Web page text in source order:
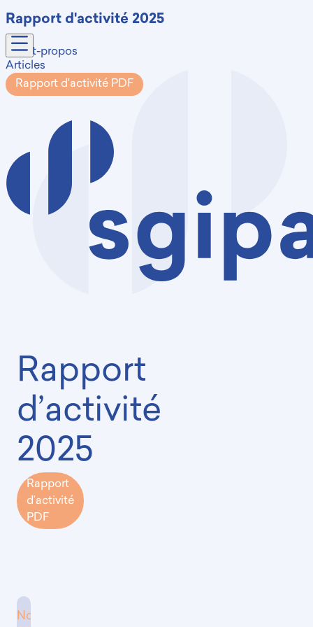
Rapport d'activité 2025
Avant-propos
Articles
Rapport d'activité PDF
Rapport
d’activité
2025
Rapport
d’activité
PDF
Nouveauté